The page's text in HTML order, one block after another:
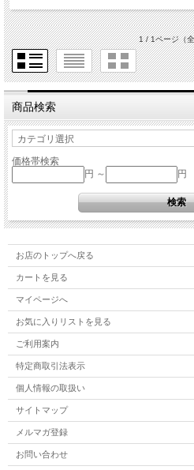
1 / 1ページ（
商品検索
価格帯検索
円 ～
円
お店のトップへ戻る
カートを見る
マイページへ
お気に入りリストを見る
ご利用案内
特定商取引法表示
個人情報の取扱い
サイトマップ
メルマガ登録
お問い合わせ